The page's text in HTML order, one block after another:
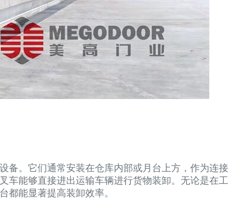
备。它们通常安装在仓库内部或月台上方，作为连接
车能够直接进出运输车辆进行货物装卸。无论是在工
都能显著提高装卸效率。